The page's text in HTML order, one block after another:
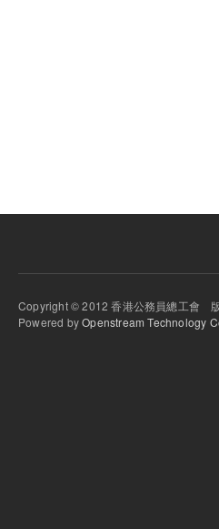
Copyright © 2012 香港公務員總工會
Powered byOpenstream Technology